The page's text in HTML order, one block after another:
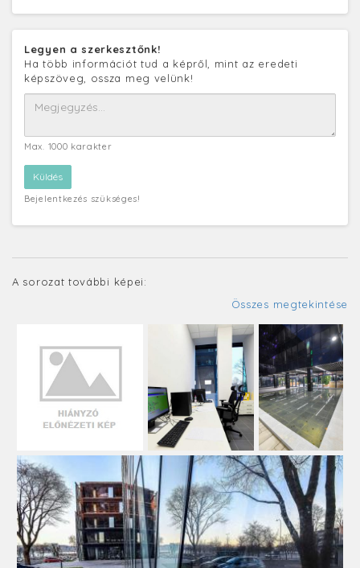
Legyen a szerkesztőnk!
Ha több információt tud a képről, mint az eredeti
képszöveg, ossza meg velünk!
Max. 1000 karakter
Bejelentkezés szükséges!
A sorozat további képei:
Összes megtekintése